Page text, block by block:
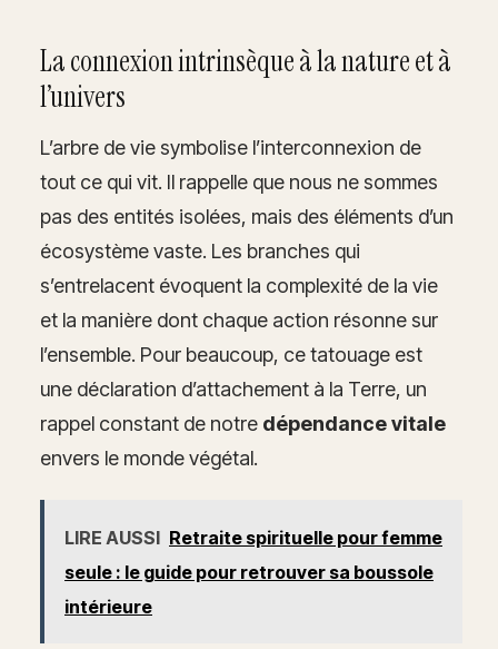
La connexion intrinsèque à la nature et à
l’univers
L’arbre de vie symbolise l’interconnexion de
tout ce qui vit. Il rappelle que nous ne sommes
pas des entités isolées, mais des éléments d’un
écosystème vaste. Les branches qui
s’entrelacent évoquent la complexité de la vie
et la manière dont chaque action résonne sur
l’ensemble. Pour beaucoup, ce tatouage est
une déclaration d’attachement à la Terre, un
rappel constant de notre dépendance vitale
envers le monde végétal.
LIRE AUSSI Retraite spirituelle pour femme
seule : le guide pour retrouver sa boussole
intérieure